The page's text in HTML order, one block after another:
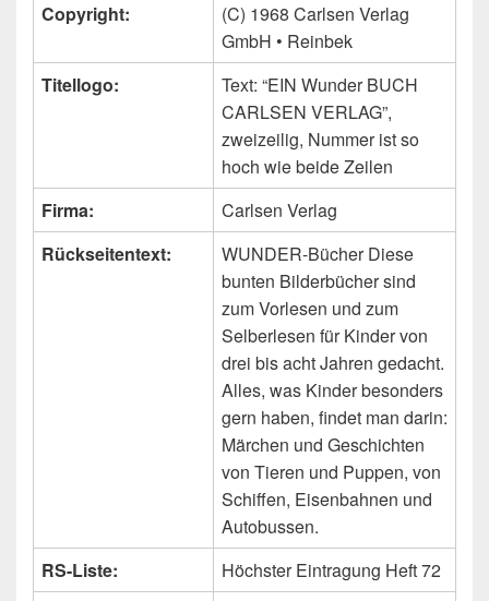
Copyright:
(C) 1968 Carlsen Verlag
GmbH • Reinbek
Titellogo:
Text: “EIN Wunder BUCH
CARLSEN VERLAG”,
zweizeilig, Nummer ist so
hoch wie beide Zeilen
Firma:
Carlsen Verlag
Rückseitentext:
WUNDER-Bücher Diese
bunten Bilderbücher sind
zum Vorlesen und zum
Selberlesen für Kinder von
drei bis acht Jahren gedacht.
Alles, was Kinder besonders
gern haben, findet man darin:
Märchen und Geschichten
von Tieren und Puppen, von
Schiffen, Eisenbahnen und
Autobussen.
RS-Liste:
Höchster Eintragung Heft 72